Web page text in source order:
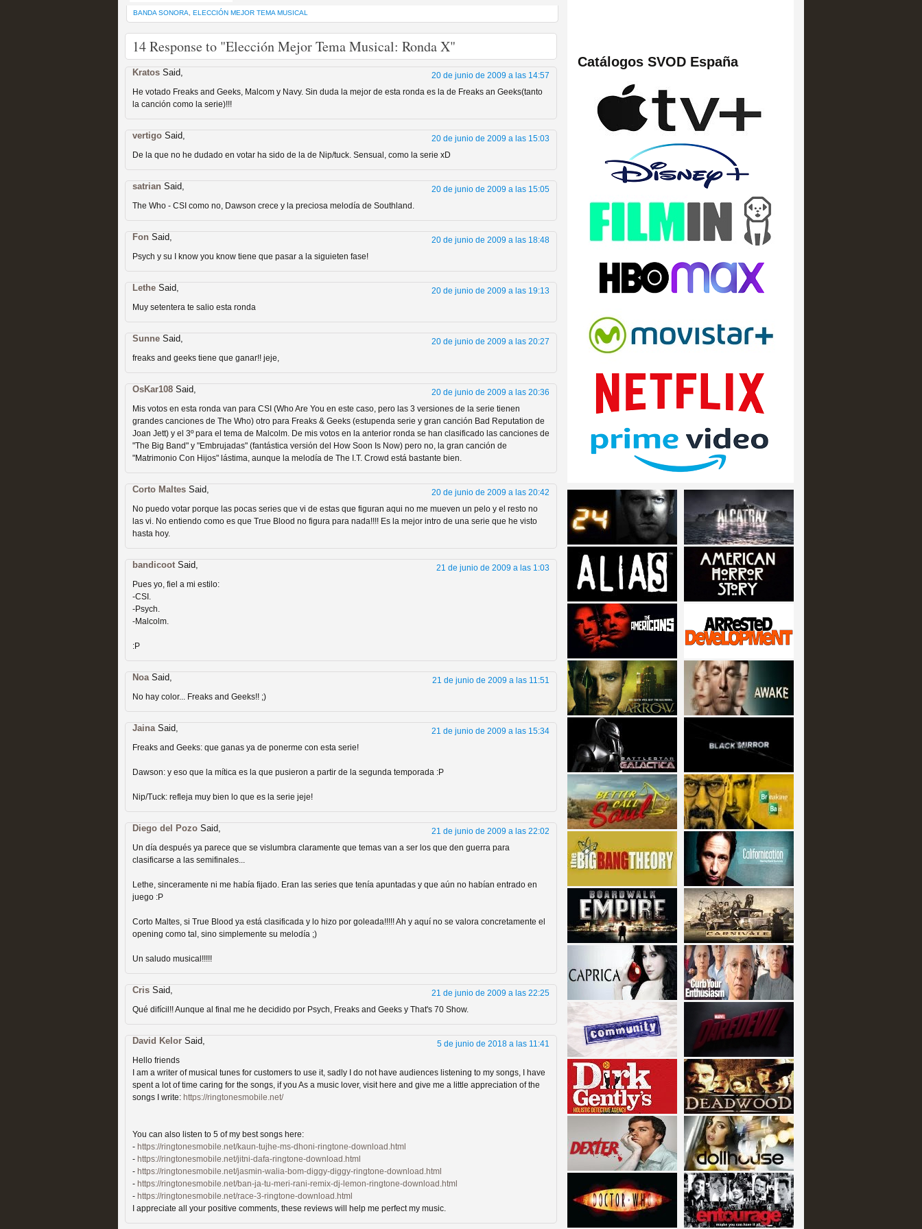
Fin de ciclo para las series de viajes en el tiempo
MOLTISANTI
Recomendación de la semana
Taboo es otra miniserie británica que no es
miniserie
MOLTISANTI
Las temporadas de pilotos de Amazon
MOLTISANTI
Recomendación de la semana
Galería con los Mejores Personajes de Series de
Televisión
MOLTISANTI
Recomendación de la semana
Las productoras de las estrellas de cine y
televisión
MOLTISANTI
Las series de 10 temporadas están en peligro de
extinción
Recomendación de la semana
Expediente X: Guía para descubrir la "verdad"
MOLTISANTI
Recomendación de la semana
BANDA SONORA ELECCIÓN MEJOR TEMA MUSICAL
14 Response to "Elección Mejor Tema Musical: Ronda X"
Kratos Said,
20 de junio de 2009 a las 14:57
He votado Freaks and Geeks, Malcom y Navy. Sin duda la mejor de esta ronda es la de Freaks an Geeks(tanto
la canción como la serie)!!!
vertigo Said,
20 de junio de 2009 a las 15:03
De la que no he dudado en votar ha sido de la de Nip/tuck. Sensual, como la serie xD
satrian Said,
20 de junio de 2009 a las 15:05
The Who - CSI como no, Dawson crece y la preciosa melodía de Southland.
Fon Said,
20 de junio de 2009 a las 18:48
Psych y su I know you know tiene que pasar a la siguieten fase!
Lethe Said,
20 de junio de 2009 a las 19:13
Muy setentera te salio esta ronda
Sunne Said,
20 de junio de 2009 a las 20:27
freaks and geeks tiene que ganar!! jeje,
OsKar108 Said,
20 de junio de 2009 a las 20:36
Mis votos en esta ronda van para CSI (Who Are You en este caso, pero las 3 versiones de la serie tienen
grandes canciones de The Who) otro para Freaks & Geeks (estupenda serie y gran canción Bad Reputation de
Joan Jett) y el 3º para el tema de Malcolm. De mis votos en la anterior ronda se han clasificado las canciones de
"The Big Band" y "Embrujadas" (fantástica versión del How Soon Is Now) pero no, la gran canción de
"Matrimonio Con Hijos" lástima, aunque la melodía de The I.T. Crowd está bastante bien.
Corto Maltes Said,
20 de junio de 2009 a las 20:42
No puedo votar porque las pocas series que vi de estas que figuran aqui no me mueven un pelo y el resto no
las vi. No entiendo como es que True Blood no figura para nada!!!! Es la mejor intro de una serie que he visto
hasta hoy.
bandicoot Said,
21 de junio de 2009 a las 1:03
Pues yo, fiel a mi estilo:
-CSI.
-Psych.
-Malcolm.
:P
Noa Said,
21 de junio de 2009 a las 11:51
No hay color... Freaks and Geeks!! ;)
Jaina Said,
21 de junio de 2009 a las 15:34
Freaks and Geeks: que ganas ya de ponerme con esta serie!
Dawson: y eso que la mítica es la que pusieron a partir de la segunda temporada :P
Nip/Tuck: refleja muy bien lo que es la serie jeje!
Diego del Pozo Said,
21 de junio de 2009 a las 22:02
Un día después ya parece que se vislumbra claramente que temas van a ser los que den guerra para
clasificarse a las semifinales...
Lethe, sinceramente ni me había fijado. Eran las series que tenía apuntadas y que aún no habían entrado en
juego :P
Corto Maltes, si True Blood ya está clasificada y lo hizo por goleada!!!!! Ah y aquí no se valora concretamente el
opening como tal, sino simplemente su melodía ;)
Un saludo musical!!!!!
Cris Said,
21 de junio de 2009 a las 22:25
Qué difícil!! Aunque al final me he decidido por Psych, Freaks and Geeks y That's 70 Show.
David Kelor Said,
5 de junio de 2018 a las 11:41
Hello friends
I am a writer of musical tunes for customers to use it, sadly I do not have audiences listening to my songs, I have
spent a lot of time caring for the songs, if you As a music lover, visit here and give me a little appreciation of the
songs I write: https://ringtonesmobile.net/
You can also listen to 5 of my best songs here:
- https://ringtonesmobile.net/kaun-tujhe-ms-dhoni-ringtone-download.html
- https://ringtonesmobile.net/jitni-dafa-ringtone-download.html
- https://ringtonesmobile.net/jasmin-walia-bom-diggy-diggy-ringtone-download.html
- https://ringtonesmobile.net/ban-ja-tu-meri-rani-remix-dj-lemon-ringtone-download.html
- https://ringtonesmobile.net/race-3-ringtone-download.html
I appreciate all your positive comments, these reviews will help me perfect my music.
Catálogos SVOD España